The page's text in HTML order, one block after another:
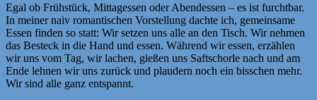
Egal ob Frühstück, Mittagessen oder Abendessen – es ist furchtbar.
In meiner naiv romantischen Vorstellung dachte ich, gemeinsame
Essen finden so statt: Wir setzen uns alle an den Tisch. Wir nehmen
das Besteck in die Hand und essen. Während wir essen, erzählen
wir uns vom Tag, wir lachen, gießen uns Saftschorle nach und am
Ende lehnen wir uns zurück und plaudern noch ein bisschen mehr.
Wir sind alle ganz entspannt.